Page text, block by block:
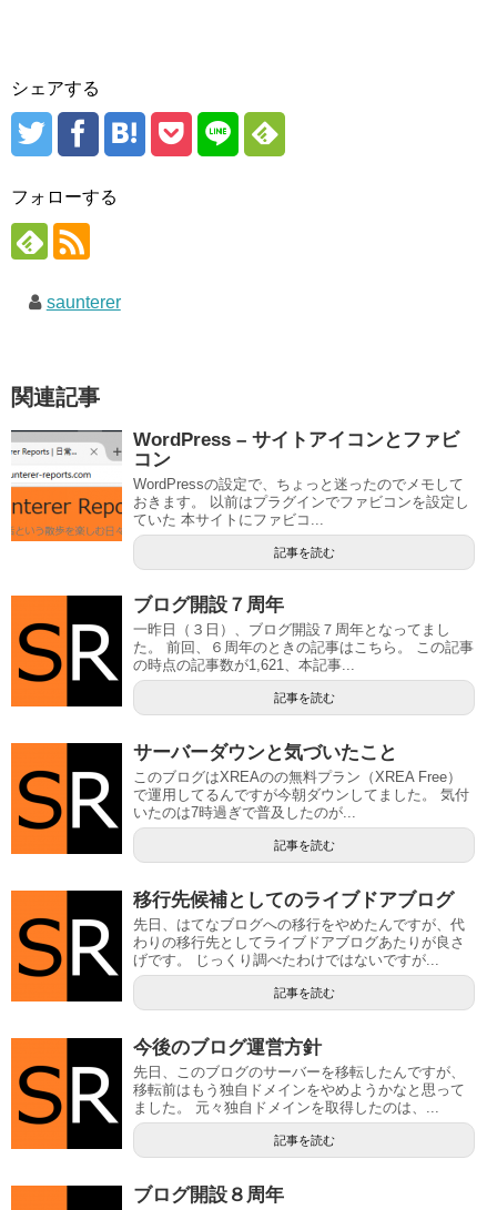
シェアする
フォローする
saunterer
関連記事
WordPress – サイトアイコンとファビ
コン
WordPressの設定で、ちょっと迷ったのでメモして
おきます。 以前はプラグインでファビコンを設定し
ていた 本サイトにファビコ...
記事を読む
ブログ開設７周年
一昨日（３日）、ブログ開設７周年となってまし
た。 前回、６周年のときの記事はこちら。 この記事
の時点の記事数が1,621、本記事...
記事を読む
サーバーダウンと気づいたこと
このブログはXREAのの無料プラン（XREA Free）
で運用してるんですが今朝ダウンしてました。 気付
いたのは7時過ぎで普及したのが...
記事を読む
移行先候補としてのライブドアブログ
先日、はてなブログへの移行をやめたんですが、代
わりの移行先としてライブドアブログあたりが良さ
げです。 じっくり調べたわけではないですが...
記事を読む
今後のブログ運営方針
先日、このブログのサーバーを移転したんですが、
移転前はもう独自ドメインをやめようかなと思って
ました。 元々独自ドメインを取得したのは、...
記事を読む
ブログ開設８周年